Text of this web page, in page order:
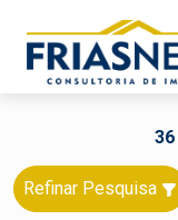
36
Refinar Pesquisa